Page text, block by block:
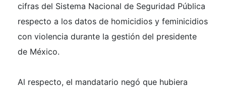
cifras del Sistema Nacional de Seguridad Pública
respecto a los datos de homicidios y feminicidios
con violencia durante la gestión del presidente
de México.
Al respecto, el mandatario negó que hubiera